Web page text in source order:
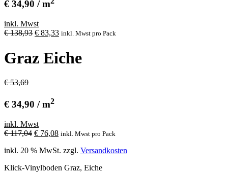
€ 34,90 / m
inkl. Mwst
€138,93 Ursprünglicher
€ 138,93
€ 83,33Aktueller
ist:
€ 83,33.
inkl. Mwst pro Pack
Graz Eiche
€ 53,69
€ 34,90 / m2
inkl. Mwst
€117,04 Ursprünglicher
war:
€ 76,08Aktueller
ist:
inkl. Mwst pro Pack
inkl. 20 % MwSt. zzgl. Versandkosten
Klick-Vinylboden Graz, Eiche